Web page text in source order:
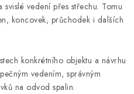
vedení přes střechu. Tomu
koncovek, průchodek i dalších
konkrétního objektu a návrhu
vedením, správným
na odvod spalin.